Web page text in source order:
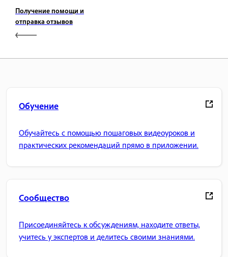
Получение помощи и
отправка отзывов
Обучение
Обучайтесь с помощью пошаговых видеоуроков и
практических рекомендаций прямо в приложении.
Сообщество
Присоединяйтесь к обсуждениям, находите ответы,
учитесь у экспертов и делитесь своими знаниями.